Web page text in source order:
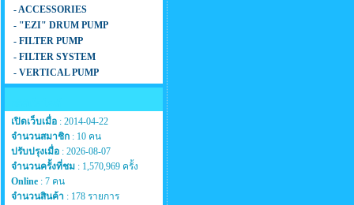
- ACCESSORIES
- "EZI" DRUM PUMP
- FILTER PUMP
- FILTER SYSTEM
- VERTICAL PUMP
เปิดเว็บเมื่อ : 2014-04-22
จำนวนสมาชิก : 10 คน
ปรับปรุงเมื่อ : 2026-08-07
จำนวนครั้งที่ชม : 1,570,969 ครั้ง
Online : 7 คน
จำนวนสินค้า : 178 รายการ